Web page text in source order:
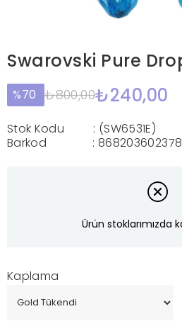
Swarovski Pure
70 ₺800,00₺240,00
Stok Kodu
(SW6531E)
Barkod
:
Ürün stoklarımızda
Kaplama